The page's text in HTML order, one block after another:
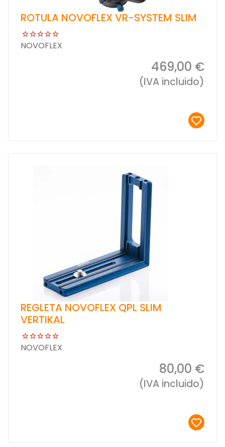
ROTULA NOVOFLEX VR-SYSTEM SLIM
NOVOFLEX
469,00 €
(IVA incluido)
REGLETA NOVOFLEX QPL SLIM
VERTIKAL
NOVOFLEX
80,00 €
(IVA incluido)